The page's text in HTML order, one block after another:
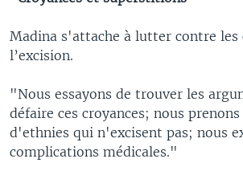
Madina s'attache à lutter contre les
l’excision.
"Nous essayons de trouver les
défaire ces croyances; nous
d'ethnies qui n'excisent pas; nous
complications médicales."